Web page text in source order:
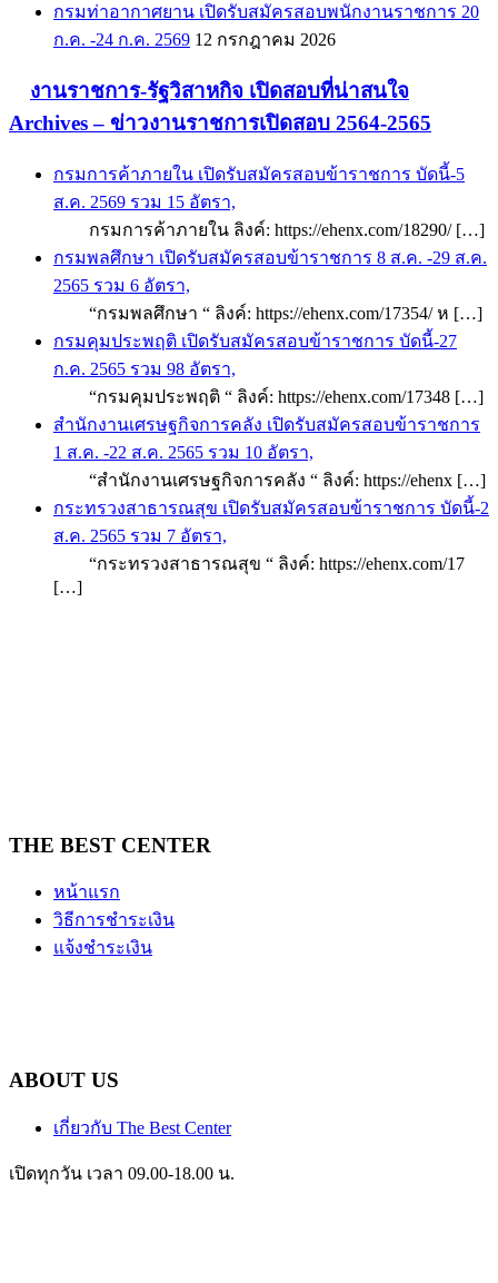
กรมท่าอากาศยาน เปิดรับสมัครสอบพนักงานราชการ 20
ก.ค. -24 ก.ค. 2569 12 กรกฎาคม 2026
งานราชการ-รัฐวิสาหกิจ เปิดสอบที่น่าสนใจ
Archives – ข่าวงานราชการเปิดสอบ 2564-2565
กรมการค้าภายใน เปิดรับสมัครสอบข้าราชการ บัดนี้-5
ส.ค. 2569 รวม 15 อัตรา,
กรมการค้าภายใน ลิงค์: https://ehenx.com/18290/ […]
กรมพลศึกษา เปิดรับสมัครสอบข้าราชการ 8 ส.ค. -29 ส.ค.
2565 รวม 6 อัตรา,
“กรมพลศึกษา “ ลิงค์: https://ehenx.com/17354/ ห […]
กรมคุมประพฤติ เปิดรับสมัครสอบข้าราชการ บัดนี้-27
ก.ค. 2565 รวม 98 อัตรา,
“กรมคุมประพฤติ “ ลิงค์: https://ehenx.com/17348 […]
สำนักงานเศรษฐกิจการคลัง เปิดรับสมัครสอบข้าราชการ
1 ส.ค. -22 ส.ค. 2565 รวม 10 อัตรา,
“สำนักงานเศรษฐกิจการคลัง “ ลิงค์: https://ehenx […]
กระทรวงสาธารณสุข เปิดรับสมัครสอบข้าราชการ บัดนี้-2
ส.ค. 2565 รวม 7 อัตรา,
“กระทรวงสาธารณสุข “ ลิงค์: https://ehenx.com/17
[…]
THE BEST CENTER
หน้าแรก
วิธีการชำระเงิน
แจ้งชำระเงิน
ABOUT US
เกี่ยวกับ The Best Center
เปิดทุกวัน เวลา 09.00-18.00 น.